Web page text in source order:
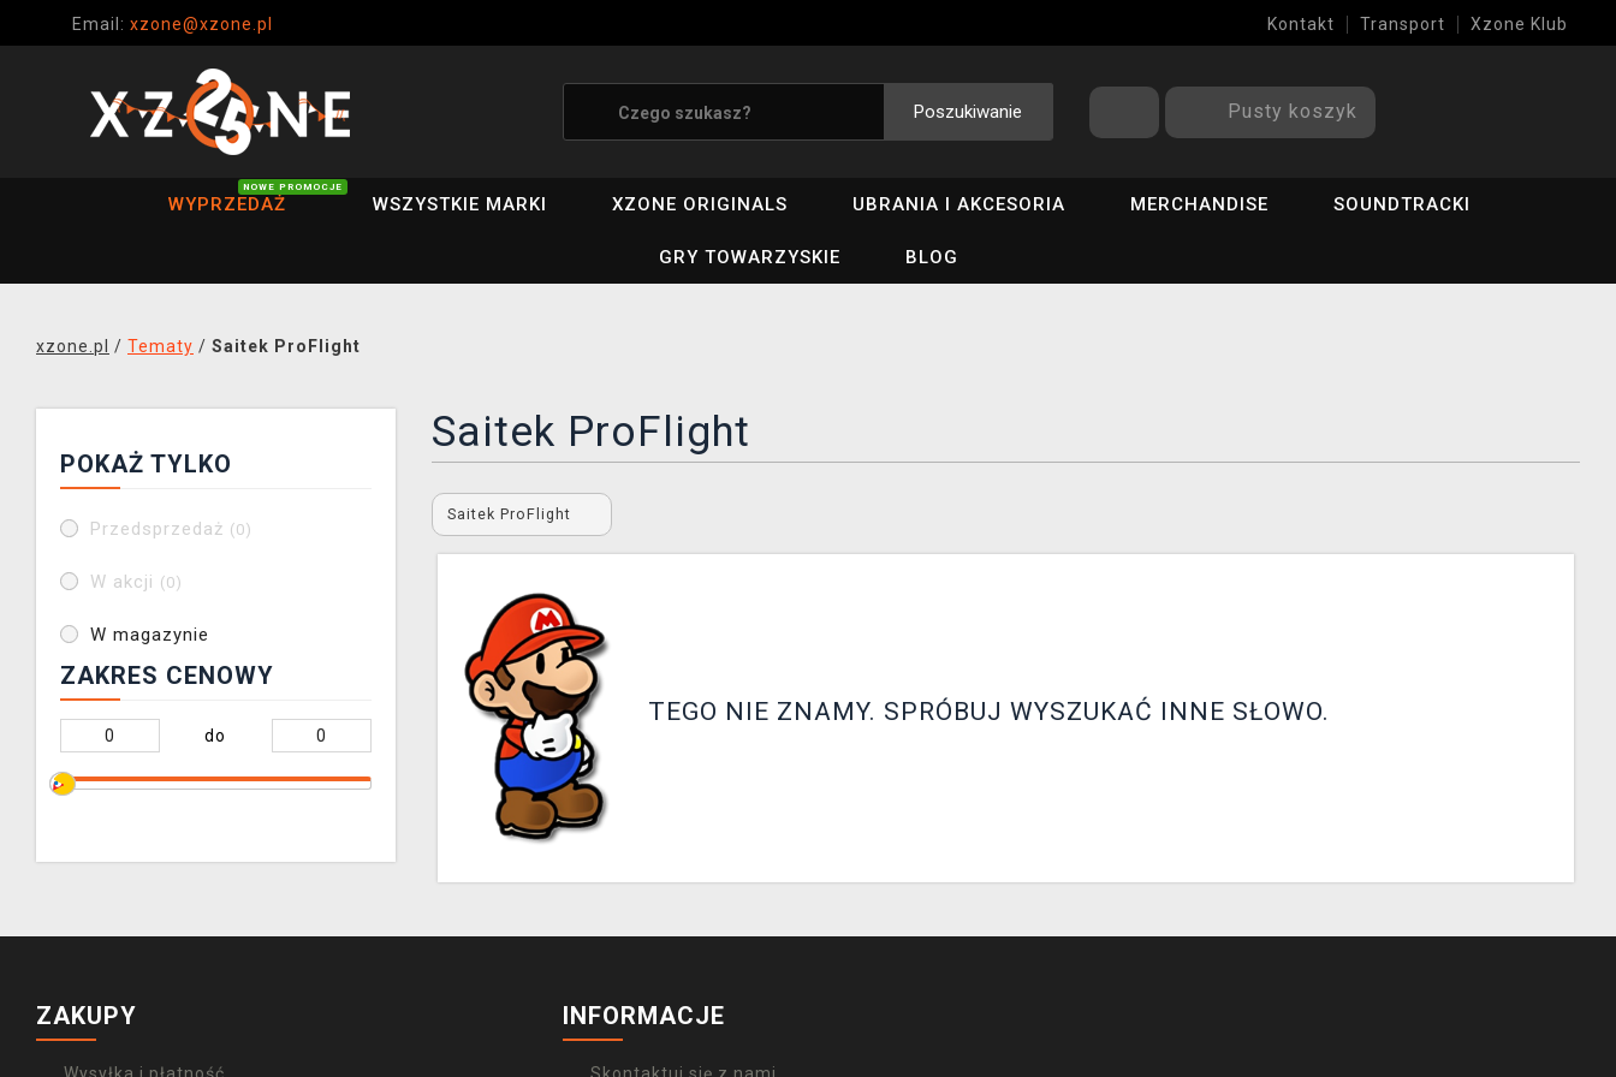
Email: xzone@xzone.pl Kontakt Transport Xzone Klub
Poszukiwanie Pusty koszyk
WYPRZEDAŻ
NOWE PROMOCJE
WSZYSTKIE MARKI XZONE ORIGINALS UBRANIA I AKCESORIA MERCHANDISE SOUNDTRACKI
GRY TOWARZYSKIE BLOG
xzone.pl / Tematy / Saitek ProFlight
POKAŻ TYLKO
Przedsprzedaż (0)
W akcji (0)
W magazynie
ZAKRES CENOWY
do
Saitek ProFlight
Saitek ProFlight
TEGO NIE ZNAMY. SPRÓBUJ WYSZUKAĆ INNE SŁOWO.
ZAKUPY INFORMACJE